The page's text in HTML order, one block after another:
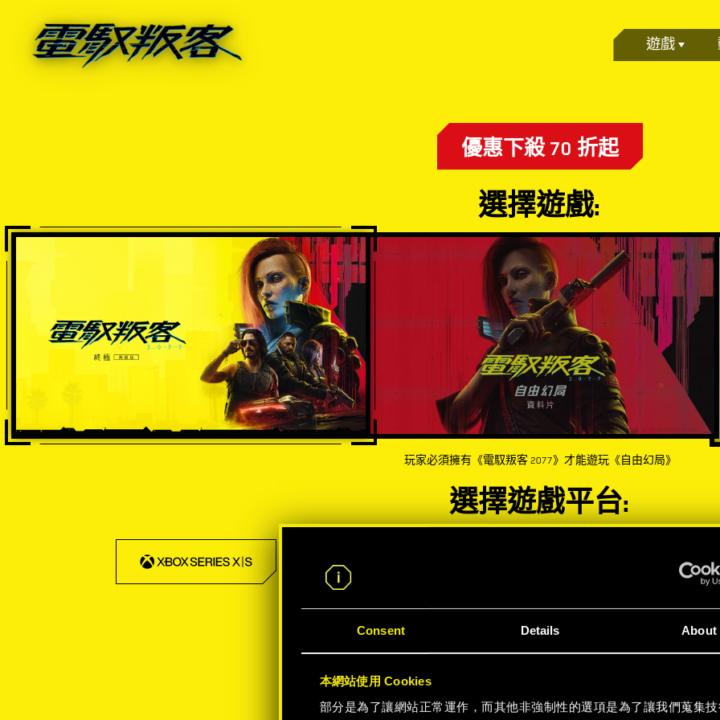
Consent Details About
本網站使用 Cookies
部分是為了讓網站正常運作，而其他非強制性的選項是為了讓我們蒐集
遊戲
優惠下殺 70 折起
選擇遊戲:
玩家必須擁有《電馭叛客 2077》才能遊玩《自由幻局》
選擇遊戲平台: